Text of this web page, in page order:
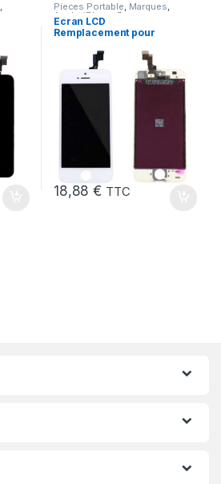
, Pieces Portable, Marques,
Apple iPhone 5s
Ecran LCD
Remplacement pour
tactile + Outils
18,88€ TTC